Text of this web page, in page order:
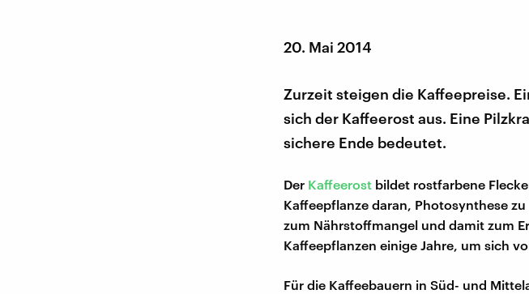
20. Mai 2014
Zurzeit steigen die Kaffeepreise.
sich der Kaffeerost aus. Eine
sichere Ende bedeutet.
Der Kaffeerost bildet rostfarbene
Kaffeepflanze daran, Photosynthese
zum Nährstoffmangel und damit zum
Kaffeepflanzen einige Jahre, um sich
Für die Kaffeebauern in Süd- und